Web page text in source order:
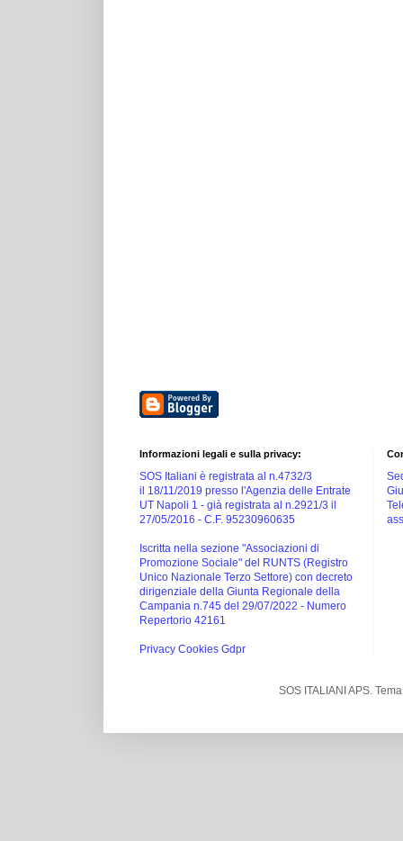
Informazioni legali e sulla privacy:
SOS Italiani è registrata al n.4732/3
il 18/11/2019 presso l'Agenzia delle Entrate
UT Napoli 1 - già registrata al n.2921/3 il
27/05/2016 - C.F. 95230960635
Iscritta nella sezione "Associazioni di
Promozione Sociale" del RUNTS (Registro
Unico Nazionale Terzo Settore) con decreto
dirigenziale della Giunta Regionale della
Campania n.745 del 29/07/2022 - Numero
Repertorio 42161
Privacy Cookies Gdpr
SOS ITALIANI APS.